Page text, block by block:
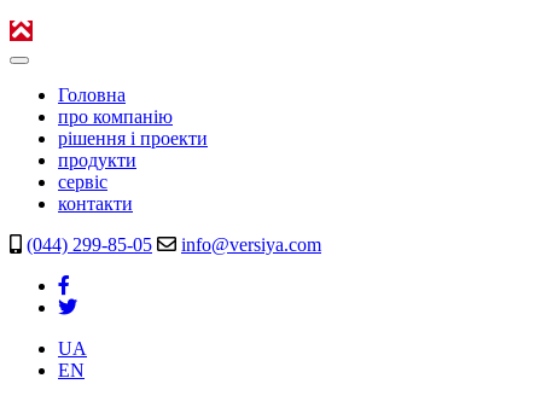
Головна
про компанію
рішення і проекти
продукти
сервіс
контакти
(044) 299-85-05
info@versiya.com
UA
EN